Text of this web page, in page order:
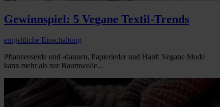
Gewinnspiel: 5 Vegane Textil-Trends
entgeltliche Einschaltung
Pflanzenseide und -daunen, Papierleder und Hanf: Vegane Mode
kann mehr als nur Baumwolle...